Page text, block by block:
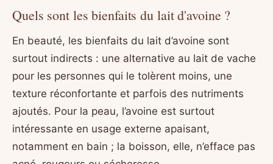
Quels sont les bienfaits du lait d'avoine ?
En beauté, les bienfaits du lait d’avoine sont
surtout indirects : une alternative au lait de vache
pour les personnes qui le tolèrent moins, une
texture réconfortante et parfois des nutriments
ajoutés. Pour la peau, l’avoine est surtout
intéressante en usage externe apaisant,
notamment en bain ; la boisson, elle, n’efface pas